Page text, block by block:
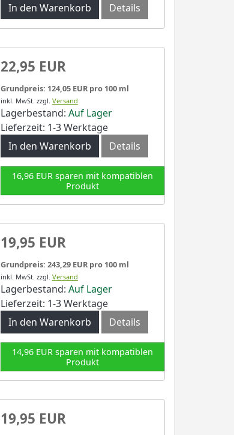
In den Warenkorb
Details
22,95 EUR
Grundpreis: 124,05 EUR pro 100 ml
inkl. MwSt. zzgl. Versand
Lagerbestand: Auf Lager
Lieferzeit: 1-3 Werktage
In den Warenkorb
Details
16,96 EUR sparen mit kompatiblen
Produkt
19,95 EUR
Grundpreis: 243,29 EUR pro 100 ml
inkl. MwSt. zzgl. Versand
Lagerbestand: Auf Lager
Lieferzeit: 1-3 Werktage
In den Warenkorb
Details
14,96 EUR sparen mit kompatiblen
Produkt
19,95 EUR